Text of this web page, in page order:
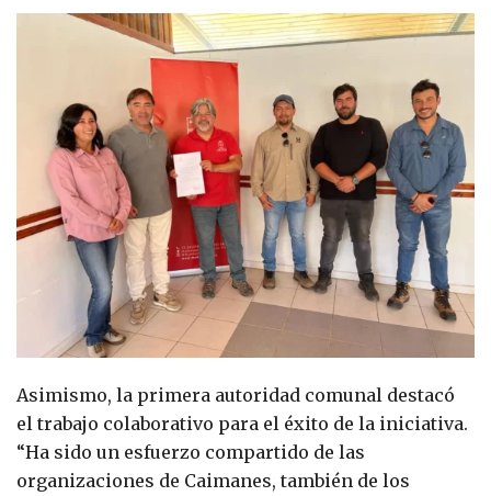
Asimismo, la primera autoridad comunal destacó
el trabajo colaborativo para el éxito de la iniciativa.
“Ha sido un esfuerzo compartido de las
organizaciones de Caimanes, también de los